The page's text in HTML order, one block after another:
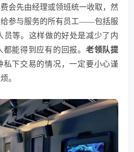
会先由经理或领班统一收取，然
给参与服务的所有员工——包括服
员等。这样做的好处是减少了内
能得到应有的回报。 老领队提
私下交易的情况，一定要小心谨
。